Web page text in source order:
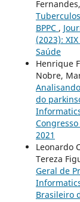
BPPC ,
(2023):
Saúde
Henrique
Nobre,
do
2021
Leonardo
Tereza
Geral de
Brasileiro